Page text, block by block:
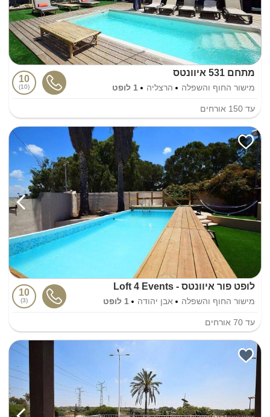
מתחם 531 איוונטס
מישור החוף והשפלה הרצליה 1 לופט
10
10
עד 150 אורחים
לופט פור איוונטס - Loft 4 Events
מישור החוף והשפלה אבן יהודה 1 לופט
10
3
עד 70 אורחים